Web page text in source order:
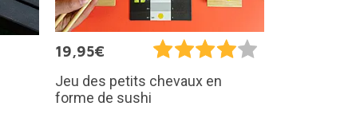
19,95€
Jeu des petits chevaux en
forme de sushi